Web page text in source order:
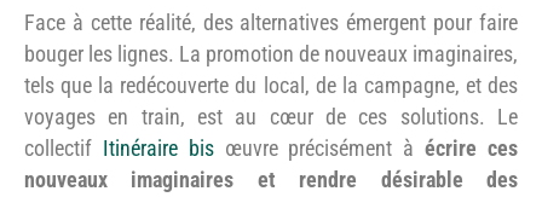
Face à cette réalité, des alternatives émergent pour faire
bouger les lignes. La promotion de nouveaux imaginaires,
tels que la redécouverte du local, de la campagne, et des
voyages en train, est au cœur de ces solutions. Le
collectif Itinéraire bisœuvre précisément àécrire ces
nouveaux imaginaires et rendre désirable des